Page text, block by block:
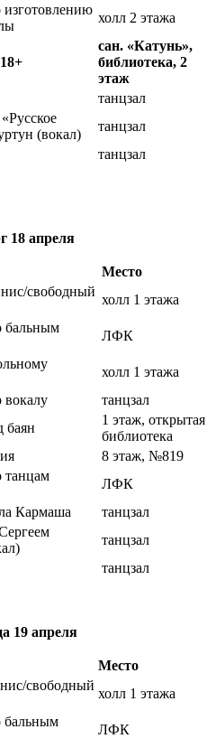
изготовлению
холл 2 этажа
сан. «Катунь»,
библиотека, 2
этаж
танцзал
(вокал)
танцзал
танцзал
18 апреля
Место
свободный
холл 1 этажа
бальным
ЛФК
холл 1 этажа
вокалу
танцзал
баян
1 этаж, открытая
библиотека
8 этаж, №819
танцам
ЛФК
Кармаша
танцзал
танцзал
танцзал
19 апреля
Место
свободный
холл 1 этажа
бальным
ЛФК